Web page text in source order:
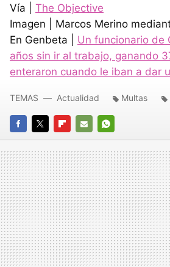
Vía | The Objective
Imagen | Marcos Merino
En Genbeta | Un funcionario de
años sin ir al trabajo, ganando
enteraron cuando le iban a dar
FACEBOOK
TWITTERFLIPBOARD
E-
MAIL
WHATSAPP
TEMAS Actualidad Multas